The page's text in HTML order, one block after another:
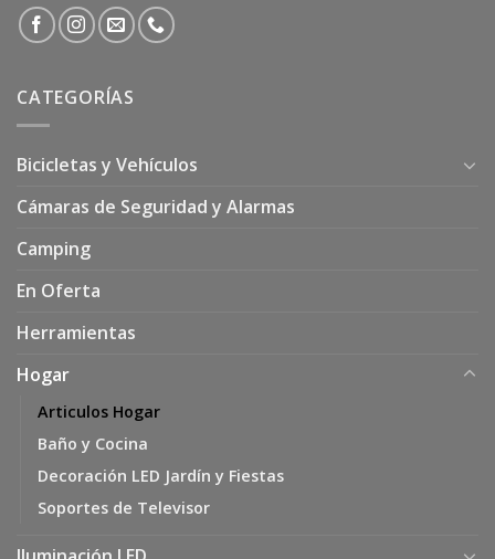
CATEGORÍAS
Bicicletas y Vehículos
Cámaras de Seguridad y Alarmas
Camping
En Oferta
Herramientas
Hogar
Articulos Hogar
Baño y Cocina
Decoración LED Jardín y Fiestas
Soportes de Televisor